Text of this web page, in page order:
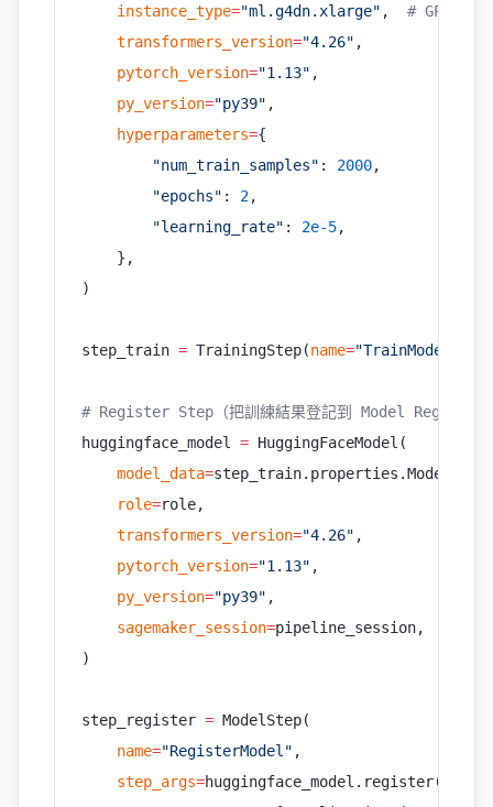
    instance_type
="ml.g4dn.xlarge" , # GPU 加速
    transformers_version
="4.26" ,
    pytorch_version
="1.13" ,
    py_version
="py39" ,
    hyperparameters
={
        "num_train_samples"
: 2000,
        "epochs"
: 2,
        "learning_rate"
: 2e-5,
    },
)
step_train = TrainingStep(name="TrainModel"
# Register Step（把訓練結果登記到 Model Registry
huggingface_model = HuggingFaceModel(
    model_data
=
    role
=role,
    transformers_version
="4.26" ,
    pytorch_version
="1.13" ,
    py_version
="py39" ,
    sagemaker_session
=pipeline_session,
)
step_register = ModelStep(
    name
="RegisterModel" ,
    step_args
=huggingface_model.register(